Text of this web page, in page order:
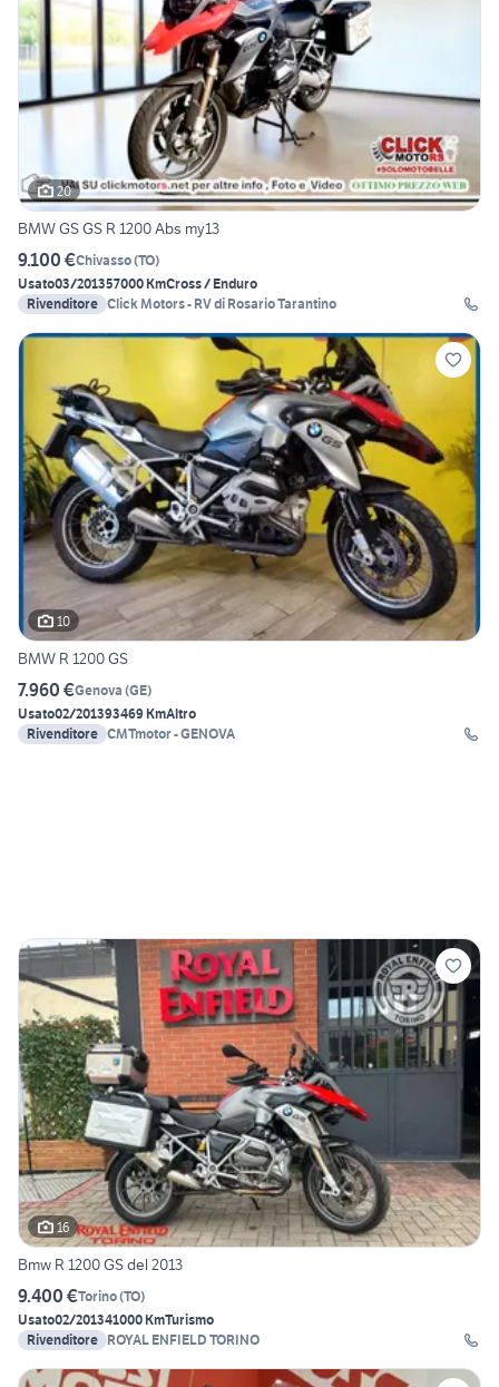
20
BMW GS GS R 1200 Abs my13
9.100 €Chivasso(TO)
Usato03/201357000 KmCross / Enduro
Rivenditore Click Motors - RV di Rosario Tarantino
10
BMW R 1200 GS
7.960 €Genova (GE)
Usato02/201393469 KmAltro
Rivenditore CMTmotor - GENOVA
16
Bmw R 1200 GS del 2013
9.400 €Torino(TO)
Usato02/201341000 KmTurismo
Rivenditore ROYAL ENFIELD TORINO